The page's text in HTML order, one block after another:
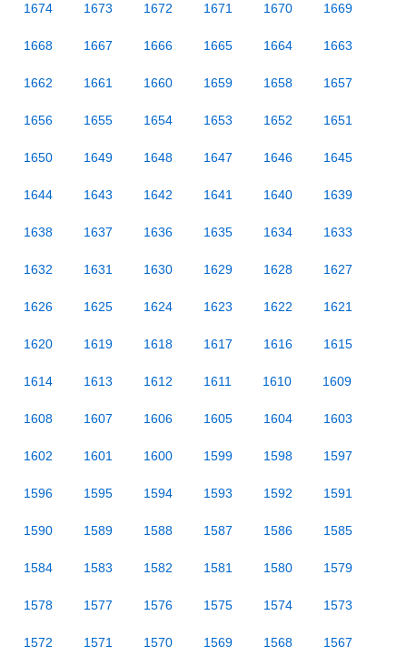
1674 1673 1672 1671 1670 1669
1668 1667 1666 1665 1664 1663
1662 1661 1660 1659 1658 1657
1656 1655 1654 1653 1652 1651
1650 1649 1648 1647 1646 1645
1644 1643 1642 1641 1640 1639
1638 1637 1636 1635 1634 1633
1632 1631 1630 1629 1628 1627
1626 1625 1624 1623 1622 1621
1620 1619 1618 1617 1616 1615
1614 1613 1612 1611 1610 1609
1608 1607 1606 1605 1604 1603
1602 1601 1600 1599 1598 1597
1596 1595 1594 1593 1592 1591
1590 1589 1588 1587 1586 1585
1584 1583 1582 1581 1580 1579
1578 1577 1576 1575 1574 1573
1572 1571 1570 1569 1568 1567